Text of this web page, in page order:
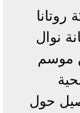
نوال
موسم
حول